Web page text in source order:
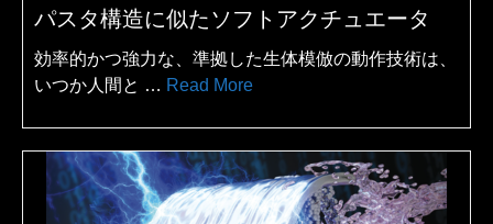
パスタ構造に似たソフトアクチュエータ
効率的かつ強力な、準拠した生体模倣の動作技術は、
いつか人間と … Read More